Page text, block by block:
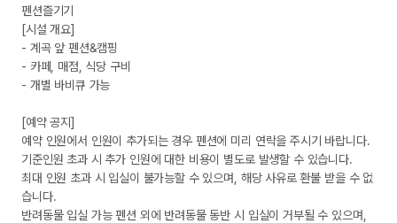
펜션즐기기
[시설 개요]
- 계곡 앞 펜션&캠핑
- 카페, 매점, 식당 구비
- 개별 바비큐 가능
[예약 공지]
예약 인원에서 인원이 추가되는 경우 펜션에 미리 연락을 주시기 바랍니다.
기준인원 초과 시 추가 인원에 대한 비용이 별도로 발생할 수 있습니다.
최대 인원 초과 시 입실이 불가능할 수 있으며, 해당 사유로 환불 받을 수 없
습니다.
반려동물 입실 가능 펜션 외에 반려동물 동반 시 입실이 거부될 수 있으며,